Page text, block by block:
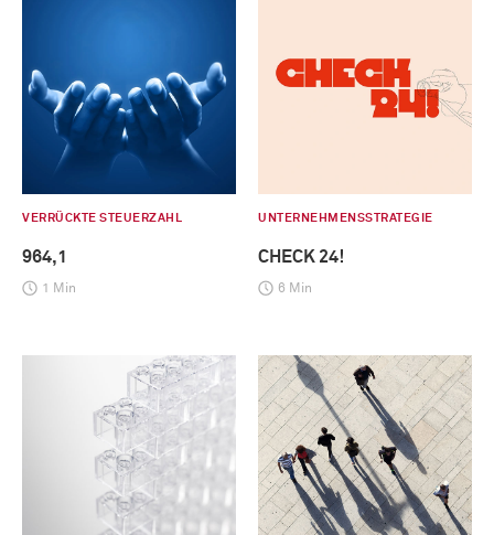
VERRÜCKTE STEUERZAHL
964,1
1 Min
UNTERNEHMENSSTRATEGIE
CHECK 24!
6 Min